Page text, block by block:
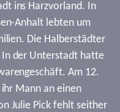
ins Harzvorland. In
Anhalt lebten um
Die Halberstädter
der Unterstadt hatte
Am 12.
Mann an einen
Julie Pick fehlt seither